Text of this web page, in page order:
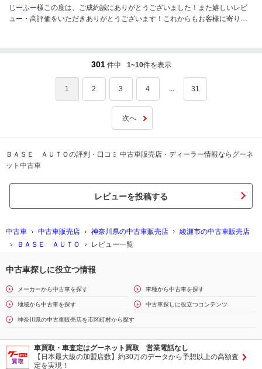
じーふー様この度は、ご成約誠にありがとうございました！また嬉しいレビ
ュー・高評価をいただきありがとうございます！これからもお客様に寄り添
い。次回の車検のときもお待ちしております。今後とも末永くよろしくお願
いいたします。どうぞ楽しいカーライフを！
301 件中 1~10件を表示
1 2 3 4 ... 31
次へ
ＢＡＳＥ ＡＵＴＯの評判・口コミ 中古車販売店・ディーラー情報ならグーネ
ット中古車
レビューを投稿する
中古車 中古車販売店 神奈川県の中古車販売店
綾瀬市の中古車販売店
ＢＡＳＥ ＡＵＴＯ
レビュー一覧
中古車探しに役立つ情報
メーカーから中古車を探す 車種から中古車を探す
地域から中古車を探す 中古車探しに役立つコンテンツ
神奈川県の中古車販売店を市区町村から探す
車買取・車査定はグーネット買取 営業電話なし
【日本最大級の加盟店数】約30万のデータから予想以上の高額査
定を実現！